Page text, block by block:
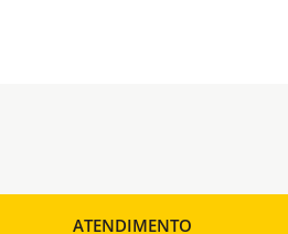
ATENDIMENTO